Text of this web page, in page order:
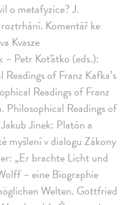
o metafyzice? J.
Komentář ke
Kvasze
– Petr Koťátko (eds.):
of Franz Kafka’s
Readings of Franz
Philosophical Readings of
Jinek: Platón a
myšlení v dialogu Zákony
„Er brachte Licht und
– eine Biographie
Welten. Gottfried